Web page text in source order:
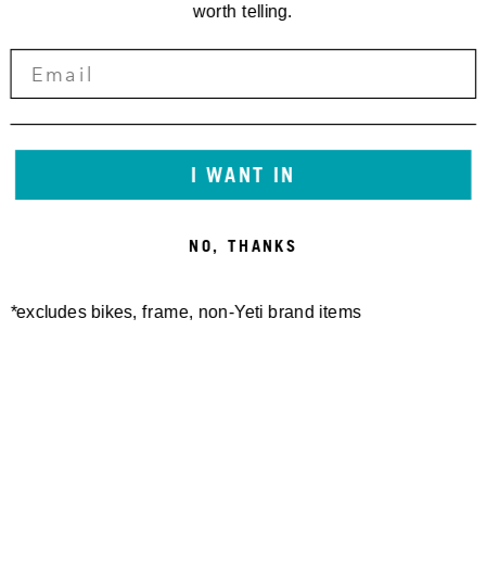
worth telling.
I WANT IN
NO, THANKS
*excludes bikes, frame, non-Yeti brand items